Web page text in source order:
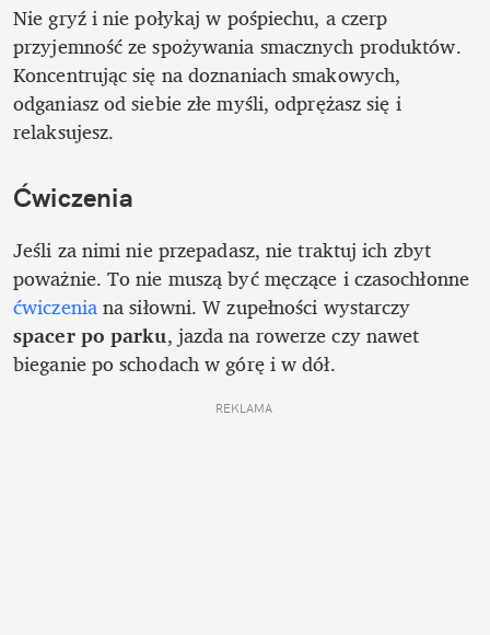
Nie gryź i nie połykaj w pośpiechu, a czerp
przyjemność ze spożywania smacznych produktów.
Koncentrując się na doznaniach smakowych,
odganiasz od siebie złe myśli, odprężasz się i
relaksujesz.
Ćwiczenia
Jeśli za nimi nie przepadasz, nie traktuj ich zbyt
poważnie. To nie muszą być męczące i czasochłonne
ćwiczenia
spacer po parku, jazda na rowerze czy nawet
bieganie po schodach w górę i w dół.
REKLAMA